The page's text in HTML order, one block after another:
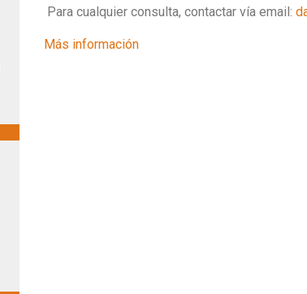
Para cualquier consulta, contactar vía email:
Más información